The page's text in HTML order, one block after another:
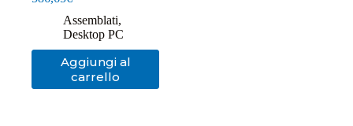
Assemblati,
Desktop PC
Aggiungi al
carrello